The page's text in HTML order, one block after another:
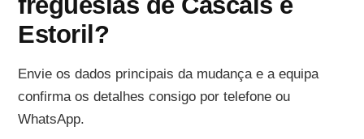
Estoril?
Envie os dados principais da mudança e a equipa
confirma os detalhes consigo por telefone ou
WhatsApp.